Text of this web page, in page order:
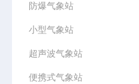
防爆气象站
小型气象站
超声波气象站
便携式气象站